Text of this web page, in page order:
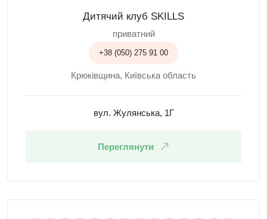
Дитячий клуб SKILLS
приватний
+38 (050) 275 91 00
Крюківщина, Київська область
вул. Жулянська, 1Г
Переглянути